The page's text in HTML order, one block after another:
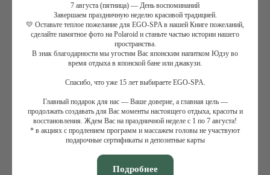
Основной этап программы: водорослевое обертывание
«Контур тела».Это Обертывание сочетает
микронизированные водоросли Ламинария Дигитата и
Фукус Везикулозус, которые способствуют Утончению
(похудению) и придают Тонус, а красные водоросли
Литотамниум Калькареум восстанавливают Минеральный
Баланс благодаря высокому содержанию кальция и магния.
Распыленной Морской Воды, которая оказывает
расслабляющее действие. Морская Вода восстанавливает
минеральный баланс благодаря своему богатству микро- и
макроэлементами
Увлажнение-утончение.Увлажняющее средство Lait
corporel hydratant быстро впитывается, увлажняет, повышает
7 августа (пятница) — День воспоминаний
Завершаем праздничную неделю красивой традицией.
💛 Оставьте теплое пожелание для EGO-SPA в нашей Книге пожеланий,
сделайте памятное фото на Polaroid и станьте частью истории нашего
пространства.
В знак благодарности мы угостим Вас японским напитком Юдзу во
время отдыха в японской бане или джакузи.
Спасибо, что уже 15 лет выбираете EGO-SPA.
Главный подарок для нас — Ваше доверие, а главная цель —
продолжать создавать для Вас моменты настоящего отдыха, красоты и
восстановления. Ждем Вас на праздничной неделе с 1 по 7 августа!
* в акциях с продлением программ и массажем головы не участвуют
подарочные сертификаты и депозитные карты
Подробнее